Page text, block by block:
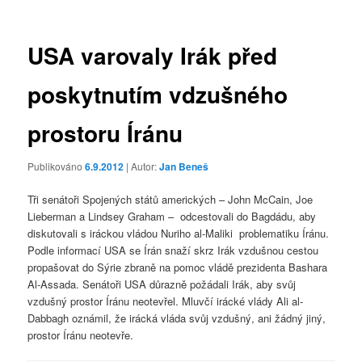
USA varovaly Irák před
poskytnutím vdzušného
prostoru Íránu
Publikováno6.9.2012 | Autor:Jan Beneš
Tři senátoři Spojených států amerických – John McCain, Joe
Lieberman a Lindsey Graham – odcestovali do Bagdádu, aby
diskutovali s iráckou vládou Nuriho al-Maliki problematiku Íránu.
Podle informací USA se Írán snaží skrz Irák vzdušnou cestou
propašovat do Sýrie zbraně na pomoc vládě prezidenta Bashara
Al-Assada. Senátoři USA důrazně požádali Irák, aby svůj
vzdušný prostor Íránu neotevřel. Mluvčí irácké vlády Ali al-
Dabbagh oznámil, že irácká vláda svůj vzdušný, ani žádný jiný,
prostor Íránu neotevře.